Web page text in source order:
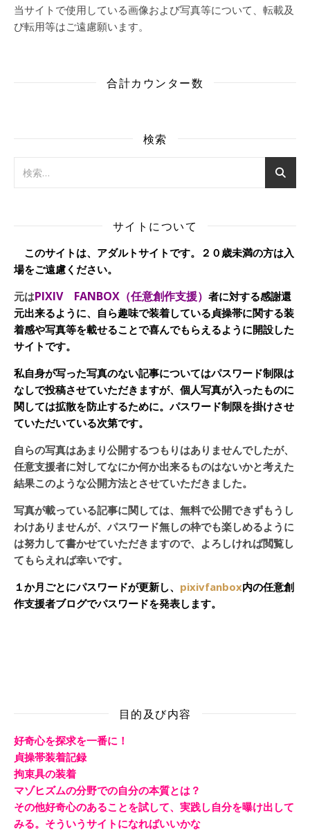
当サイトで使用している画像および写真等について、転載及
び転用等はご遠慮願います。
合計カウンター数
検索
サイトについて
このサイトは、アダルトサイトです。２０歳未満の方は入
場をご遠慮ください。
元はPIXIV FANBOX（任意創作支援） 者に対する感謝還
元出来るように、自ら趣味で装着している貞操帯に関する装
着感や写真等を載せることで喜んでもらえるように開設した
サイトです。
私自身が写った写真のない記事についてはパスワード制限は
なしで投稿させていただきますが、個人写真が入ったものに
関しては拡散を防止するために。パスワード制限を掛けさせ
ていただいている次第です。
自らの写真はあまり公開するつもりはありませんでしたが、
任意支援者に対してなにか何か出来るものはないかと考えた
結果このような公開方法とさせていただきました。
写真が載っている記事に関しては、無料で公開できずもうし
わけありませんが、パスワード無しの枠でも楽しめるように
は努力して書かせていただきますので、よろしければ閲覧し
てもらえれば幸いです。
１か月ごとにパスワードが更新し、 pixivfanbox内の任意創
作支援者ブログでパスワードを発表します。
目的及び内容
好奇心を探求を一番に！
貞操帯装着記録
拘束具の装着
マゾヒズムの分野での自分の本質とは？
その他好奇心のあることを試して、実践し自分を曝け出して
みる。そういうサイトになればいいかな